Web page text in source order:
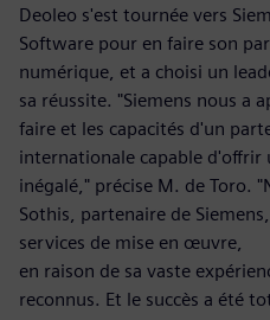
Deoleo s'est tournée vers
Software pour en faire son
numérique, et a choisi un
sa réussite. "Siemens nous a
faire et les capacités d'un
internationale capable d'offrir
inégalé," précise M. de Toro.
Sothis, partenaire de
services de mise en œuvre,
en raison de sa vaste
reconnus. Et le succès a été